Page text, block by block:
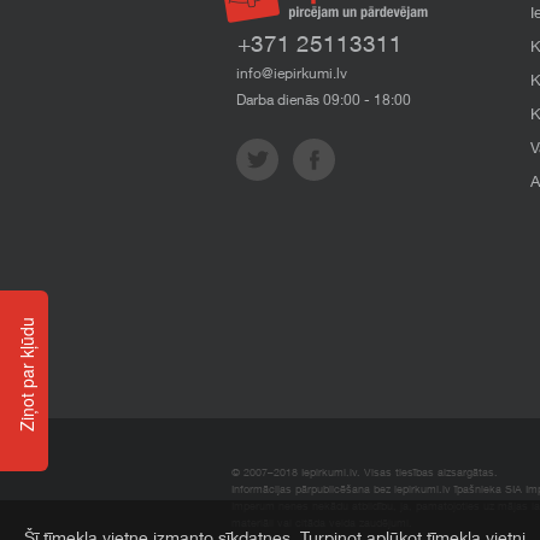
+371 25113311
info@iepirkumi.lv
Darba dienās 09:00 - 18:00
© 2007–2018 Iepirkumi.lv. Visas tiesības aizsargātas.
Informācijas pārpublicēšana bez iepirkumi.lv īpašnieka SIA
Ziņot par kļūdu